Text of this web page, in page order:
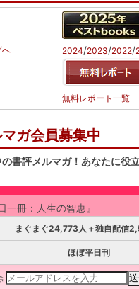
へ 2024/2023/2022/
無料レポート一覧
ガ会員募集中
書評メルマガ！あなたに役
一冊：人生の智恵』
まぐまぐ24,773人＋独自配信
ほぼ平日刊